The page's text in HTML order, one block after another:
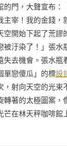
的門，大聲宣布：
主宰！我的金錢
空開始下起了荒謬
被汙染了！」張
失去機會。張水
單戀傻瓜」的標設
，射向天空的光束
著的太極圖案
在林天秤咖啡